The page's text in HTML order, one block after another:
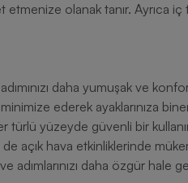
olanak tanır. Ayrıca iç
daha yumuşak ve
ederek ayaklarınıza
yüzeyde güvenli bir
de açık hava etkinliklerinde
adımlarınızı daha özgür hale